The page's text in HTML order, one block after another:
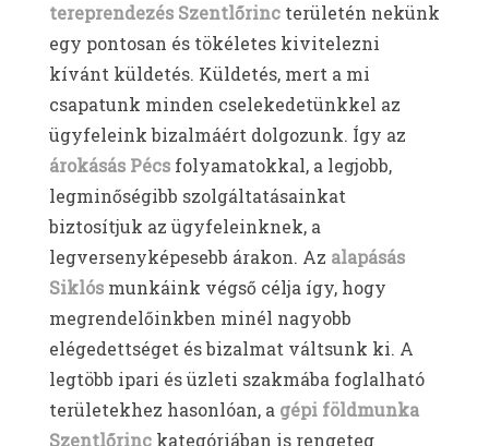
tereprendezés Szentlőrinc területén nekünk
egy pontosan és tökéletes kivitelezni
kívánt küldetés. Küldetés, mert a mi
csapatunk minden cselekedetünkkel az
ügyfeleink bizalmáért dolgozunk. Így az
árokásás Pécs folyamatokkal, a legjobb,
legminőségibb szolgáltatásainkat
biztosítjuk az ügyfeleinknek, a
legversenyképesebb árakon. Az alapásás
Siklós munkáink végső célja így, hogy
megrendelőinkben minél nagyobb
elégedettséget és bizalmat váltsunk ki. A
legtöbb ipari és üzleti szakmába foglalható
területekhez hasonlóan, a gépi földmunka
Szentlőrinc kategóriában is rengeteg